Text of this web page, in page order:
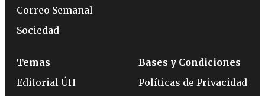
Correo Semanal
Sociedad
Temas
Editorial ÚH
Bases y Condiciones
Políticas de Privacidad